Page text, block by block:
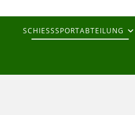
SCHIESSSPORTABTEILUNG